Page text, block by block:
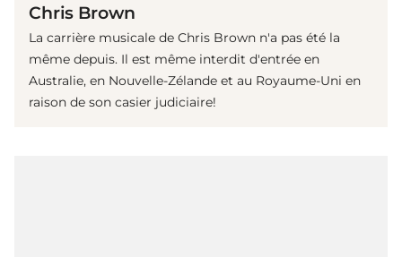
Chris Brown
La carrière musicale de Chris Brown n'a pas été la
même depuis. Il est même interdit d'entrée en
Australie, en Nouvelle-Zélande et au Royaume-Uni en
raison de son casier judiciaire!